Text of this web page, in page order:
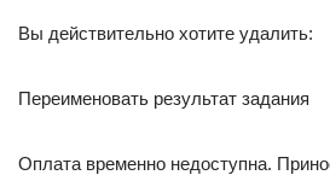
Вы действительно хотите удалить:
Переименовать результат задания
Оплата временно недоступна.